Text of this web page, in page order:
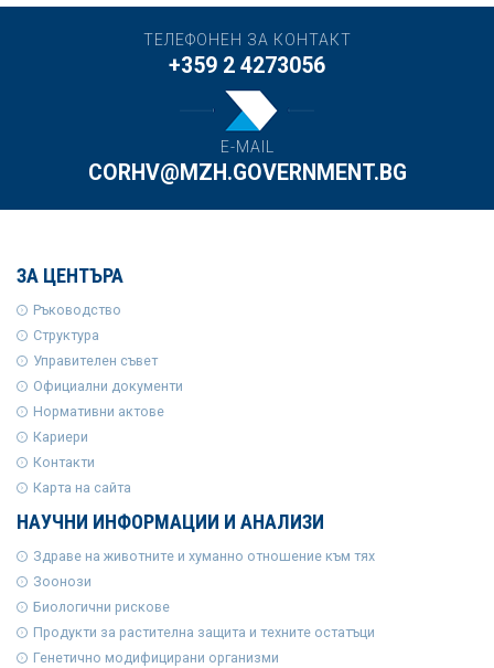
ТЕЛЕФОНЕН ЗА КОНТАКТ
+359 2 4273056
E-MAIL
CORHV@MZH.GOVERNMENT.BG
ЗА ЦЕНТЪРА
Ръководство
Структура
Управителен съвет
Официални документи
Нормативни актове
Кариери
Контакти
Карта на сайта
НАУЧНИ ИНФОРМАЦИИ И АНАЛИЗИ
Здраве на животните и хуманно отношение към тях
Зоонози
Биологични рискове
Продукти за растителна защита и техните остатъци
Генетично модифицирани организми